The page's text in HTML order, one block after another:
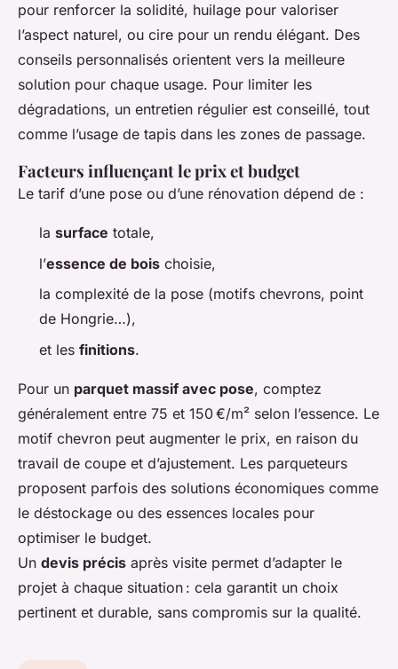
pour renforcer la solidité, huilage pour valoriser
l’aspect naturel, ou cire pour un rendu élégant. Des
conseils personnalisés orientent vers la meilleure
solution pour chaque usage. Pour limiter les
dégradations, un entretien régulier est conseillé, tout
comme l’usage de tapis dans les zones de passage.
Facteurs influençant le prix et budget
Le tarif d’une pose ou d’une rénovation dépend de :
la surface totale,
l’essence de bois choisie,
la complexité de la pose (motifs chevrons, point
de Hongrie…),
et les finitions.
Pour un parquet massif avec pose, comptez
généralement entre 75 et 150 €/m² selon l’essence. Le
motif chevron peut augmenter le prix, en raison du
travail de coupe et d’ajustement. Les parqueteurs
proposent parfois des solutions économiques comme
le déstockage ou des essences locales pour
optimiser le budget.
Un devis précis après visite permet d’adapter le
projet à chaque situation : cela garantit un choix
pertinent et durable, sans compromis sur la qualité.